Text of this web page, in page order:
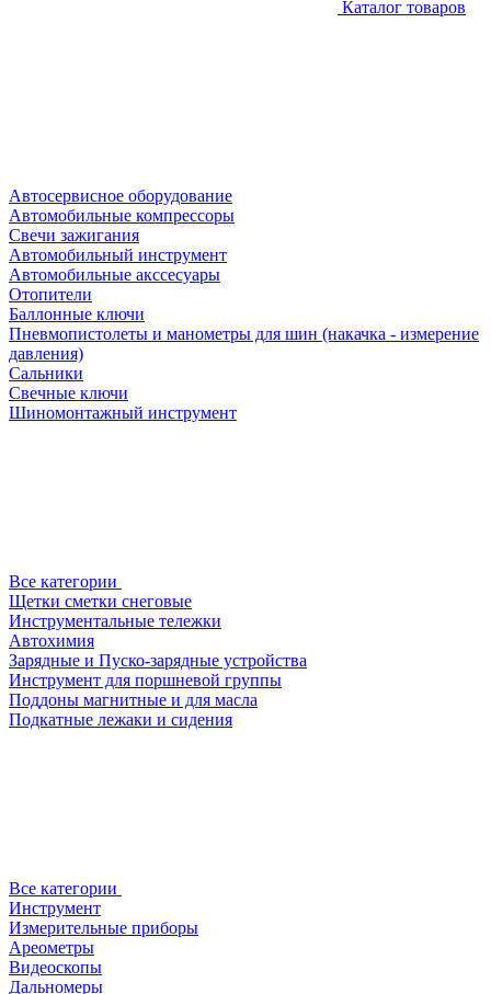
Каталог товаров
Автосервисное оборудование
Автомобильные компрессоры
Свечи зажигания
Автомобильный инструмент
Автомобильные акссесуары
Отопители
Баллонные ключи
Пневмопистолеты и манометры для шин (накачка - измерение
давления)
Сальники
Свечные ключи
Шиномонтажный инструмент
Все категории
Щетки сметки снеговые
Инструментальные тележки
Автохимия
Зарядные и Пуско-зарядные устройства
Инструмент для поршневой группы
Поддоны магнитные и для масла
Подкатные лежаки и сидения
Все категории
Инструмент
Измерительные приборы
Ареометры
Видеоскопы
Дальномеры